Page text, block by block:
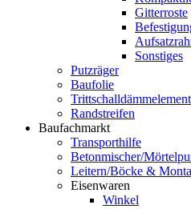
Gitterroste
Sonstiges
Putzräger
Baufolie
Randstreifen
Baufachmarkt
Transporthilfe
Betonmischer/
Leitern/Böcke &
Eisenwaren
Winkel